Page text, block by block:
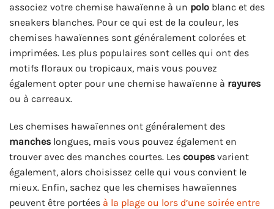
associez votre chemise hawaïenne à un polo blanc et des
sneakers blanches. Pour ce qui est de la couleur, les
chemises hawaïennes sont généralement colorées et
imprimées. Les plus populaires sont celles qui ont des
motifs floraux ou tropicaux, mais vous pouvez
également opter pour une chemise hawaïenne à rayures
ou à carreaux.
Les chemises hawaïennes ont généralement des
manches longues, mais vous pouvez également en
trouver avec des manches courtes. Les coupes varient
également, alors choisissez celle qui vous convient le
mieux. Enfin, sachez que les chemises hawaïennes
peuvent être portées à la plage ou lors d’une soirée entre